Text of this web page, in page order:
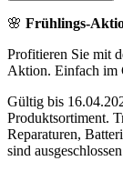
44-
LB
Mühle
🌸 Frühlings-
Profitieren Sie mit
Aktion. Einfach im
Gültig bis
Produktsortiment.
Reparaturen,
sind